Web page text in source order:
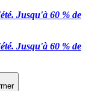
Jusqu'à 60 % de
Jusqu'à 60 % de